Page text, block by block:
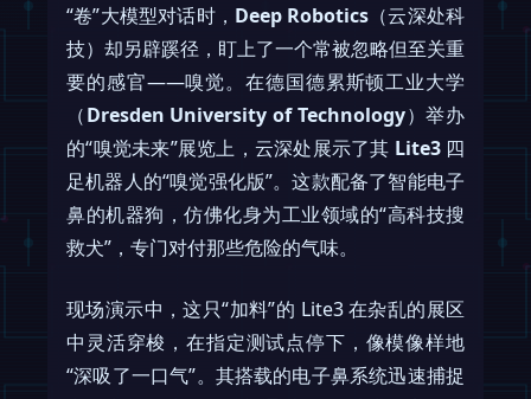
“卷”大模型对话时， Deep Robotics （云深处科
技）却另辟蹊径，盯上了一个常被忽略但至关重
要的感官——嗅觉。在德国德累斯顿工业大学
（Dresden University of Technology）举办
的“嗅觉未来”展览上，云深处展示了其 Lite3四
足机器人的“嗅觉强化版”。这款配备了智能电子
鼻的机器狗，仿佛化身为工业领域的“高科技搜
救犬”，专门对付那些危险的气味。
现场演示中，这只“加料”的 Lite3 在杂乱的展区
中灵活穿梭，在指定测试点停下，像模像样地
“深吸了一口气”。其搭载的电子鼻系统迅速捕捉